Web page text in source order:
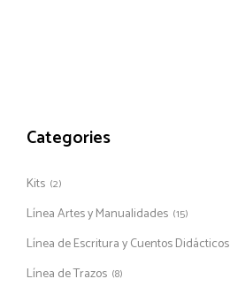
Categories
Kits (2)
Línea Artes y Manualidades (15)
Línea de Escritura y Cuentos Didácticos
Línea de Trazos (8)